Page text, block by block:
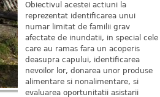
Obiectivul acestei actiuni la
reprezentat identificarea unui
numar limitat de familii grav
afectate de inundatii, in special cele
care au ramas fara un acoperis
deasupra capului, identificarea
nevoilor lor, donarea unor produse
alimentare si nonalimentare, si
evaluarea oportunitatii asistarii